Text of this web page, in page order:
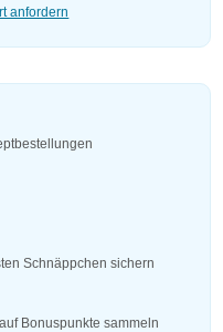
anfordern
Schnäppchen sichern
Bonuspunkte sammeln